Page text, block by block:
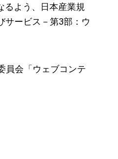
るよう、日本産業規
サービス－第3部：ウ
員会「ウェブコンテ